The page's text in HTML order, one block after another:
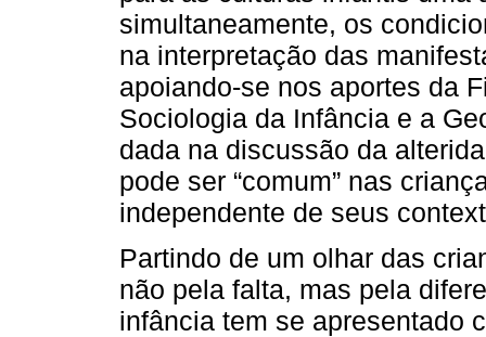
simultaneamente, os
na interpretação das
apoiando-se nos aportes da
Sociologia da Infância e a
dada na discussão da
pode ser “comum” nas
independente de seus
Partindo de um olhar das
não pela falta, mas pela
infância tem se apresentado